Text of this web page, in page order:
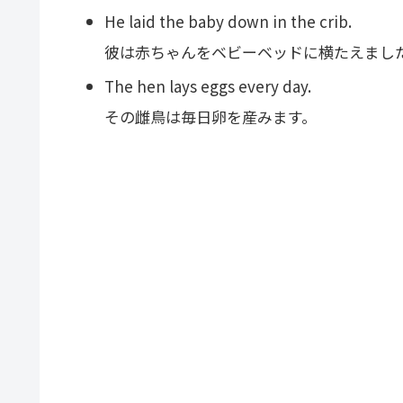
He laid the baby down in the crib.
彼は赤ちゃんをベビーベッドに横たえまし
The hen lays eggs every day.
その雌鳥は毎日卵を産みます。